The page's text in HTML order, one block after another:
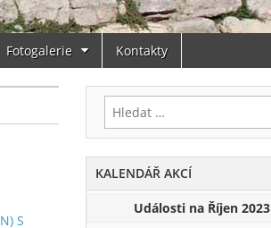
Fotogalerie Kontakty
S
Vyhledávání
KALENDÁŘ AKCÍ
Události na Říjen 2023